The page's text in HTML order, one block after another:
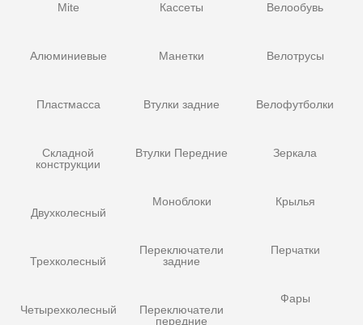
Mite
Алюминиевые
Пластмасса
Складной
конструкции
Двухколесный
Трехколесный
Четырехколесный
Кассеты
Манетки
Втулки задние
Втулки Передние
Моноблоки
Переключатели
задние
Переключатели
передние
Велообувь
Велотрусы
Велофутболки
Зеркала
Крылья
Перчатки
Фары